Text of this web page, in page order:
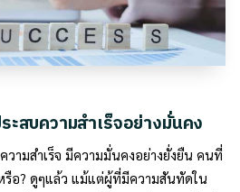
ะสบความสำเร็จอย่างมั่นคง
วามสำเร็จ มีความมั่นคงอย่างยั่งยืน คนที่
หรือ? ดูๆแล้ว แม้แต่ผู้ที่มีความสันทัดใน